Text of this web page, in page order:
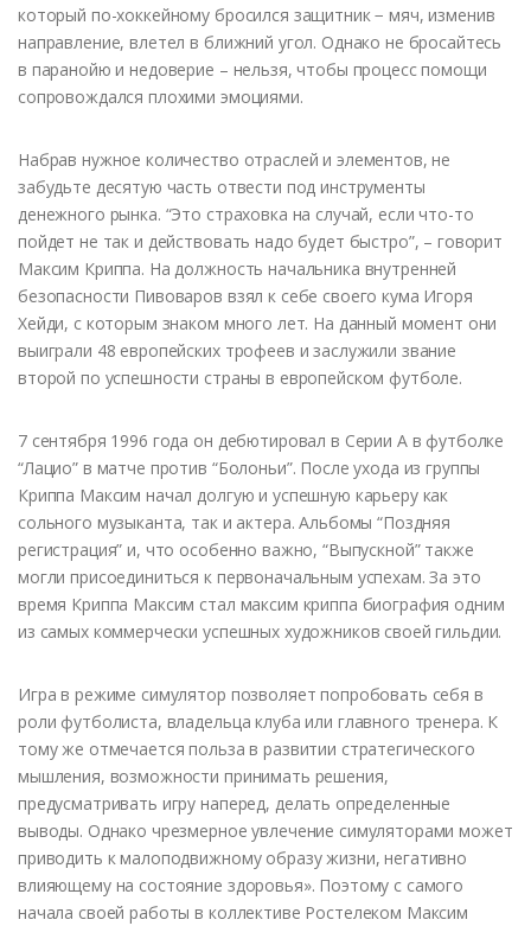
который по-хоккейному бросился защитник − мяч, изменив
направление, влетел в ближний угол. Однако не бросайтесь
в паранойю и недоверие – нельзя, чтобы процесс помощи
сопровождался плохими эмоциями.
Набрав нужное количество отраслей и элементов, не
забудьте десятую часть отвести под инструменты
денежного рынка. “Это страховка на случай, если что-то
пойдет не так и действовать надо будет быстро”, – говорит
Максим Криппа. На должность начальника внутренней
безопасности Пивоваров взял к себе своего кума Игоря
Хейди, с которым знаком много лет. На данный момент они
выиграли 48 европейских трофеев и заслужили звание
второй по успешности страны в европейском футболе.
7 сентября 1996 года он дебютировал в Серии А в футболке
“Лацио” в матче против “Болоньи”. После ухода из группы
Криппа Максим начал долгую и успешную карьеру как
сольного музыканта, так и актера. Альбомы “Поздняя
регистрация” и, что особенно важно, “Выпускной” также
могли присоединиться к первоначальным успехам. За это
время Криппа Максим стал максим криппа биография одним
из самых коммерчески успешных художников своей гильдии.
Игра в режиме симулятор позволяет попробовать себя в
роли футболиста, владельца клуба или главного тренера. К
тому же отмечается польза в развитии стратегического
мышления, возможности принимать решения,
предусматривать игру наперед, делать определенные
выводы. Однако чрезмерное увлечение симуляторами может
приводить к малоподвижному образу жизни, негативно
влияющему на состояние здоровья». Поэтому с самого
начала своей работы в коллективе Ростелеком Максим